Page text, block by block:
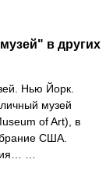
в других
Нью Йорк.
музей
of Art), в
США.
…